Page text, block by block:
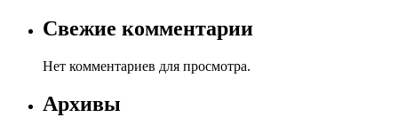
Свежие комментарии
Нет комментариев для просмотра.
Архивы